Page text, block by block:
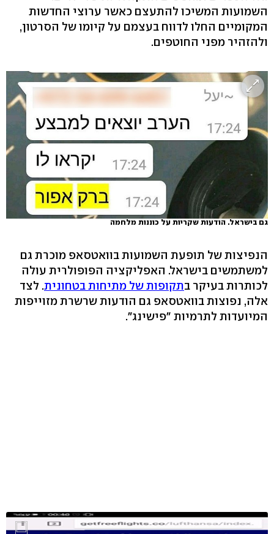
השמועות המשיכו להתעצם כאשר ערוצי החדשות
המקומיים החלו לדווח בעצמם על קיומו של הסרטון,
ולהזהיר מפני החוטפים.
גם בישראל. הודעות שקריות על כוננות מלחמה
הנפיצות של תופעת השמועות בוואטסאפ מוכרת גם
למשתמשים בישראל. האפליקציה הפופולרית עולה
לכותרות בעיקר בתקופות של מתיחות בטחונית. לצד
אלה, נפוצות בוואטסאפ גם הודעות שרשרת מזוייפות
המיועדות לתרמיות "פישינג".